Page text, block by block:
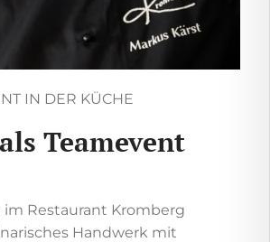
IN DER KÜCHE
Teamevent
im Restaurant Kromberg
Handwerk mit